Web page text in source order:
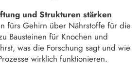
und Strukturen stärken
fürs Gehirn über Nährstoffe für die
Bausteinen für Knochen und
was die Forschung sagt und wie
wirklich funktionieren.